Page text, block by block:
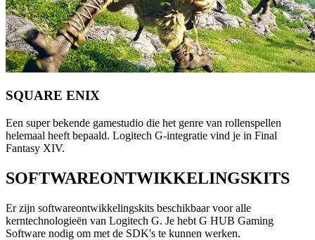
SQUARE ENIX
Een super bekende gamestudio die het genre van rollenspellen
helemaal heeft bepaald. Logitech G-integratie vind je in Final
Fantasy XIV.
SOFTWAREONTWIKKELINGSKITS
Er zijn softwareontwikkelingskits beschikbaar voor alle
kerntechnologieën van Logitech G. Je hebt G HUB Gaming
Software nodig om met de SDK's te kunnen werken.